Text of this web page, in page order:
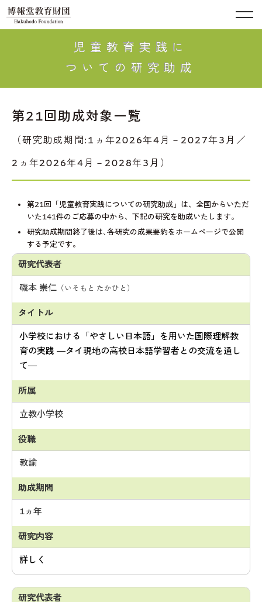
児童教育実践に
ついての研究助成
第21回助成対象一覧
（研究助成期間:1ヵ年2026年4月－2027年3月／
2ヵ年2026年4月－2028年3月）
第21回「児童教育実践についての研究助成」は、全国からいただ
いた141件のご応募の中から、下記の研究を助成いたします。
研究助成期間終了後は､各研究の成果要約をホームページで公開
する予定です。
磯本 崇仁 （いそもと たかひと）
小学校における「やさしい日本語」を用いた国際理解教
育の実践 ―タイ現地の高校日本語学習者との交流を通し
て―
立教小学校
教諭
1ヵ年
詳しく